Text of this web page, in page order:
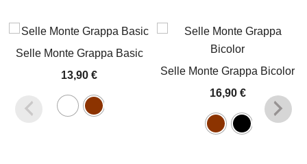
Selle Monte Grappa Basic
13,90€
Selle Monte Grappa Bicolor
16,90 €